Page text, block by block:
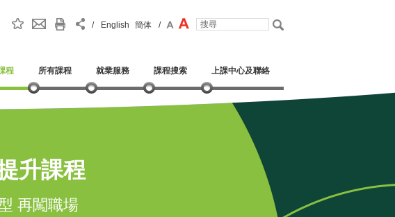
/ English 簡体 /
程 所有課程 就業服務 課程搜索 上課中心及聯絡
升課程
再闖職場